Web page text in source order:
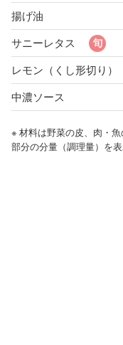
揚げ油
サニーレタス
レモン（くし形切り）
中濃ソース
※ 材料は野菜の皮、肉・
部分の分量（調理量）を表